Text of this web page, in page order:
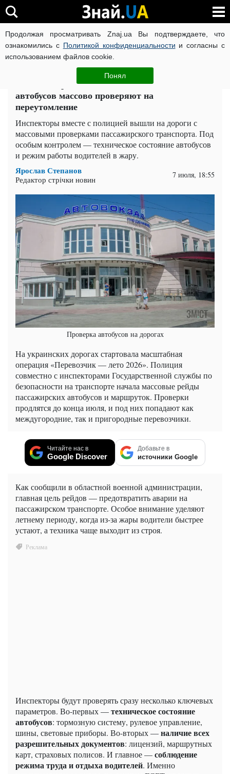
Продолжая просматривать Znaj.ua Вы подтверждаете, что
ознакомились с Политикой конфиденциальности и согласны с
использованием файлов cookie.
Понял
ВОЙНА РОССИИ ПРОТИВ УКРАИНЫ КОРОНАВИРУС В
Auto.Знай ЧИТАТИ УКРАЇНСЬКОЮ
Рейды "Перевозчик — лето": водителей
автобусов массово проверяют на
переутомление
Инспекторы вместе с полицией вышли на дороги с
массовыми проверками пассажирского транспорта. Под
особым контролем — техническое состояние автобусов
и режим работы водителей в жару.
Ярослав Степанов
Редактор стрічки новин 7 июля, 18:55
Проверка автобусов на дорогах
На украинских дорогах стартовала масштабная
операция «Перевозчик — лето 2026». Полиция
совместно с инспекторами Государственной службы по
безопасности на транспорте начала массовые рейды
пассажирских автобусов и маршруток. Проверки
продлятся до конца июля, и под них попадают как
междугородние, так и пригородные перевозчики.
Читайте нас в
Google Discover
Добавьте в
источники Google
Как сообщили в областной военной администрации,
главная цель рейдов — предотвратить аварии на
пассажирском транспорте. Особое внимание уделяют
летнему периоду, когда из-за жары водители быстрее
устают, а техника чаще выходит из строя.
Инспекторы будут проверять сразу несколько ключевых
параметров. Во-первых —техническое состояние
автобусов: тормозную систему, рулевое управление,
шины, световые приборы. Во-вторых —наличие всех
разрешительных документов: лицензий, маршрутных
карт, страховых полисов. И главное —соблюдение
режима труда и отдыха водителей. Именно